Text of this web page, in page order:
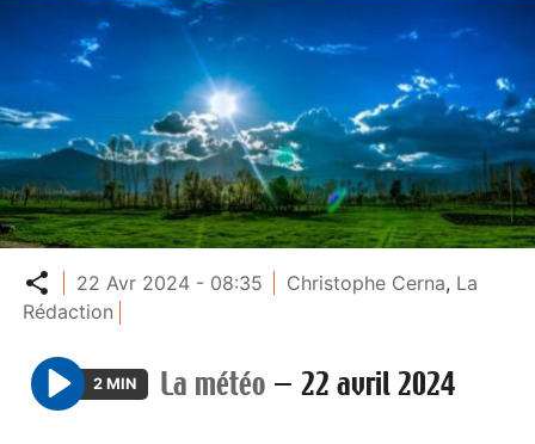
Partager
22 Avr 2024 - 08:35 Christophe Cerna, La
Rédaction
P
2 MIN La météo — 22 avril 2024